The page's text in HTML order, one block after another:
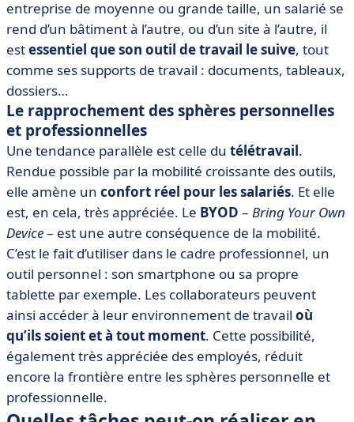
entreprise de moyenne ou grande taille, un salarié se
rend d’un bâtiment à l’autre, ou d’un site à l’autre, il
estessentiel que son outil de travail le suive, tout
comme ses supports de travail : documents, tableaux,
dossiers…
Le rapprochement des sphères personnelles
et professionnelles
Une tendance parallèle est celle du télétravail.
Rendue possible par la mobilité croissante des outils,
elle amène un confort réel pour les salariés. Et elle
est, en cela, très appréciée. Le BYOD – Bring Your Own
Device– est une autre conséquence de la mobilité.
C’est le fait d’utiliser dans le cadre professionnel, un
outil personnel : son smartphone ou sa propre
tablette par exemple. Les collaborateurs peuvent
ainsi accéder à leur environnement de travail où
qu’ils soient et à tout moment. Cette possibilité,
également très appréciée des employés, réduit
encore la frontière entre les sphères personnelle et
professionnelle.